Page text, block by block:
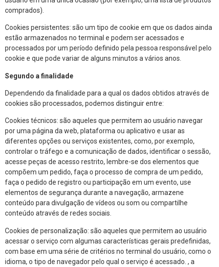
comprados).
Cookies persistentes: são um tipo de cookie em que os dados ainda
estão armazenados no terminal e podem ser acessados e
processados por um período definido pela pessoa responsável pelo
cookie e que pode variar de alguns minutos a vários anos.
Segundo a finalidade
Dependendo da finalidade para a qual os dados obtidos através de
cookies são processados, podemos distinguir entre:
Cookies técnicos: são aqueles que permitem ao usuário navegar
por uma página da web, plataforma ou aplicativo e usar as
diferentes opções ou serviços existentes, como, por exemplo,
controlar o tráfego e a comunicação de dados, identificar o sessão,
acesse peças de acesso restrito, lembre-se dos elementos que
compõem um pedido, faça o processo de compra de um pedido,
faça o pedido de registro ou participação em um evento, use
elementos de segurança durante a navegação, armazene
conteúdo para divulgação de vídeos ou som ou compartilhe
conteúdo através de redes sociais.
Cookies de personalização: são aqueles que permitem ao usuário
acessar o serviço com algumas características gerais predefinidas,
com base em uma série de critérios no terminal do usuário, como o
idioma, o tipo de navegador pelo qual o serviço é acessado. , a